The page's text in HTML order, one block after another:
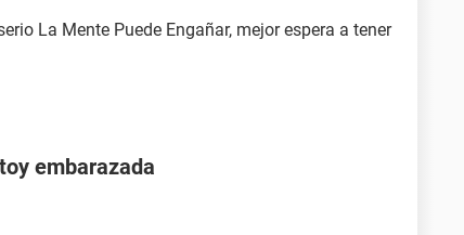
La Mente Puede Engañar, mejor espera a tener
embarazada